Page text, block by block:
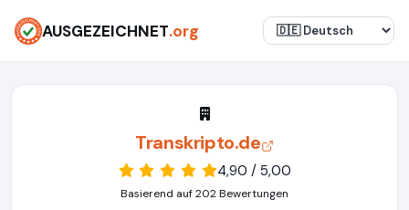
AUSGEZEICHNET.org
Transkripto.de
4,90 / 5,00
Basierend auf 202 Bewertungen